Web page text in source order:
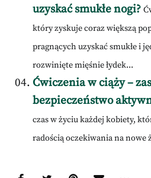
uzyskać smukłe nogi?
który zyskuje coraz większą
pragnących uzyskać smukłe i
rozwinięte mięśnie łydek...
Ćwiczenia w ciąży –
bezpieczeństwo
czas w życiu każdej kobiety,
radością oczekiwania na nowe